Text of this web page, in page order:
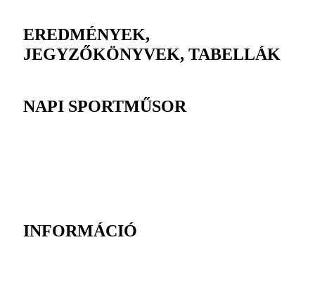
EREDMÉNYEK,
JEGYZŐKÖNYVEK, TABELLÁK
NAPI SPORTMŰSOR
INFORMÁCIÓ